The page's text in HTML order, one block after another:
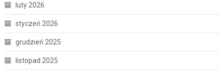
luty 2026
styczeń 2026
grudzień 2025
listopad 2025